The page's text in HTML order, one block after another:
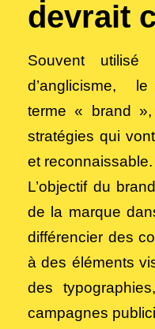
devrait
Souvent
d’anglicisme,
terme « brand »,
stratégies qui
et reconnaissable.
L’objectif du
de la marque
différencier des
à des éléments
des
campagnes